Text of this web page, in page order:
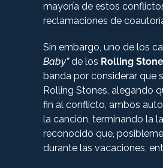
mayoría de estos
reclamaciones de
Sin embargo, uno de los
Baby”de los Rolling
banda por considerar que
Rolling Stones, alegando
fin al conflicto, ambos
la canción, terminando la
reconocido que,
durante las vacaciones,